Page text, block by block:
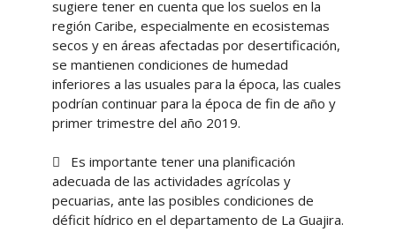
sugiere tener en cuenta que los suelos en la
región Caribe, especialmente en ecosistemas
secos y en áreas afectadas por desertificación,
se mantienen condiciones de humedad
inferiores a las usuales para la época, las cuales
podrían continuar para la época de fin de año y
primer trimestre del año 2019.
 Es importante tener una planificación
adecuada de las actividades agrícolas y
pecuarias, ante las posibles condiciones de
déficit hídrico en el departamento de La Guajira.